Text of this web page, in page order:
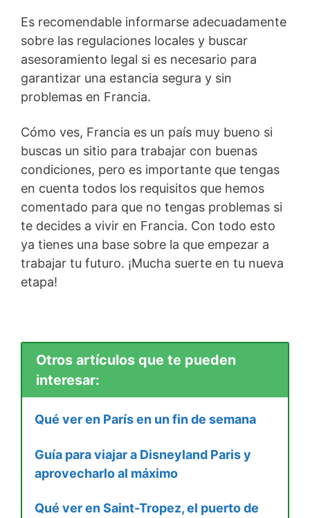
Es recomendable informarse adecuadamente
sobre las regulaciones locales y buscar
asesoramiento legal si es necesario para
garantizar una estancia segura y sin
problemas en Francia.
Cómo ves, Francia es un país muy bueno si
buscas un sitio para trabajar con buenas
condiciones, pero es importante que tengas
en cuenta todos los requisitos que hemos
comentado para que no tengas problemas si
te decides a vivir en Francia. Con todo esto
ya tienes una base sobre la que empezar a
trabajar tu futuro. ¡Mucha suerte en tu nueva
etapa!
Otros artículos que te pueden
interesar:
Qué ver en París en un fin de semana
Guía para viajar a Disneyland Paris y
aprovecharlo al máximo
Qué ver en Saint-Tropez, el puerto de